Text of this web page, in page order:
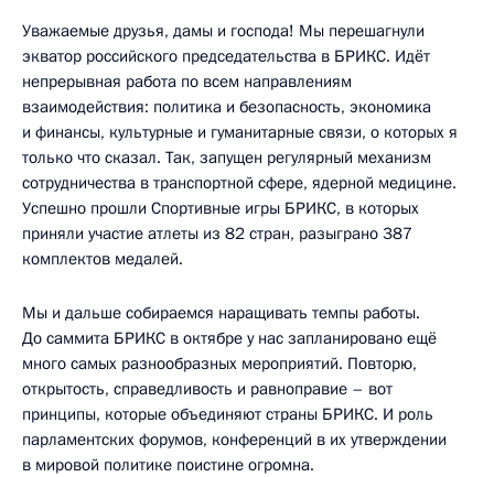
Уважаемые друзья, дамы и господа! Мы перешагнули
экватор российского председательства в БРИКС. Идёт
непрерывная работа по всем направлениям
взаимодействия: политика и безопасность, экономика
и финансы, культурные и гуманитарные связи, о которых я
только что сказал. Так, запущен регулярный механизм
сотрудничества в транспортной сфере, ядерной медицине.
Успешно прошли Спортивные игры БРИКС, в которых
приняли участие атлеты из 82 стран, разыграно 387
комплектов медалей.
Мы и дальше собираемся наращивать темпы работы.
До саммита БРИКС в октябре у нас запланировано ещё
много самых разнообразных мероприятий. Повторю,
открытость, справедливость и равноправие – вот
принципы, которые объединяют страны БРИКС. И роль
парламентских форумов, конференций в их утверждении
в мировой политике поистине огромна.